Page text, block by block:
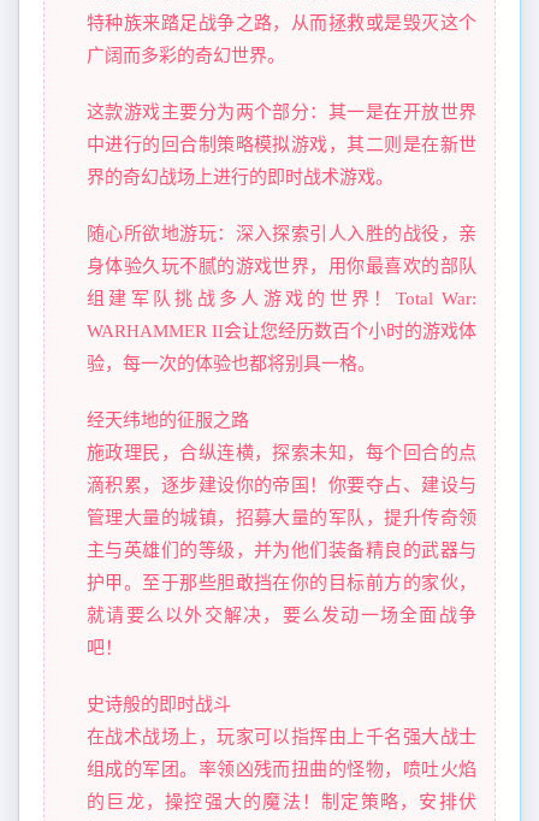
特种族来踏足战争之路，从而拯救或是毁灭这个
广阔而多彩的奇幻世界。
这款游戏主要分为两个部分：其一是在开放世界
中进行的回合制策略模拟游戏，其二则是在新世
界的奇幻战场上进行的即时战术游戏。
随心所欲地游玩：深入探索引人入胜的战役，亲
身体验久玩不腻的游戏世界，用你最喜欢的部队
组建军队挑战多人游戏的世界！Total War:
WARHAMMER II会让您经历数百个小时的游戏体
验，每一次的体验也都将别具一格。
经天纬地的征服之路
施政理民，合纵连横，探索未知，每个回合的点
滴积累，逐步建设你的帝国！你要夺占、建设与
管理大量的城镇，招募大量的军队，提升传奇领
主与英雄们的等级，并为他们装备精良的武器与
护甲。至于那些胆敢挡在你的目标前方的家伙，
就请要么以外交解决，要么发动一场全面战争
吧！
史诗般的即时战斗
在战术战场上，玩家可以指挥由上千名强大战士
组成的军团。率领凶残而扭曲的怪物，喷吐火焰
的巨龙，操控强大的魔法！制定策略，安排伏